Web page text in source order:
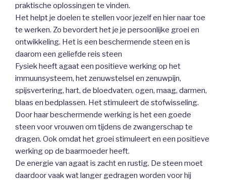
praktische oplossingen te vinden.
Het helpt je doelen te stellen voor jezelf en hier naar toe
te werken. Zo bevordert het je je persoonlijke groei en
ontwikkeling. Het is een beschermende steen en is
daarom een geliefde reis steen
Fysiek heeft agaat een positieve werking op het
immuunsysteem, het zenuwstelsel en zenuwpijn,
spijsvertering, hart, de bloedvaten, ogen, maag, darmen,
blaas en bedplassen. Het stimuleert de stofwisseling.
Door haar beschermende werking is het een goede
steen voor vrouwen om tijdens de zwangerschap te
dragen. Ook omdat het groei stimuleert en een positieve
werking op de baarmoeder heeft.
De energie van agaat is zacht en rustig. De steen moet
daardoor vaak wat langer gedragen worden voor hij